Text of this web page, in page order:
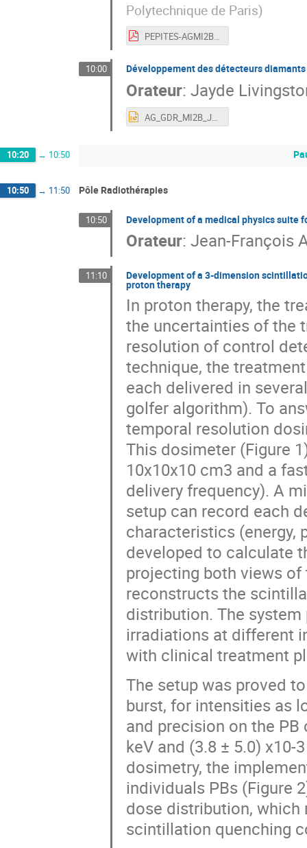
Polytechnique de Paris)
PEPITES-AGMI2B-2024.pdf
10:00 Développement des détecteurs
Orateur: Jayde
10:20 → 10:50
10:50 → 11:50 Pôle Radiothérapies
10:50 Development of a medical physics suite
Orateur: Jean-François
11:10 Development of a 3-dimension
proton therapy
In proton therapy, the
the uncertainties of the
resolution of control
technique, the
each delivered in
golfer algorithm). To
temporal resolution
This dosimeter (Figure
10x10x10 cm3 and a
delivery frequency). A
setup can record each
characteristics (energy,
developed to calculate
projecting both views of
reconstructs the
distribution. The
irradiations at different
with clinical treatment
The setup was proved
burst, for intensities as
and precision on the
keV and (3.8 ± 5.0) x10-
dosimetry, the
individuals PBs (Figure
dose distribution,
scintillation quenching